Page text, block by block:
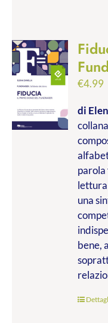
€4.99
di
lettura
una
bene,